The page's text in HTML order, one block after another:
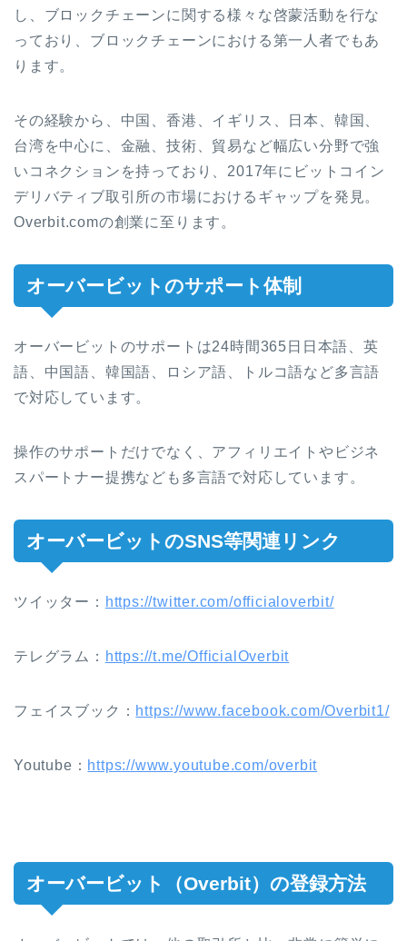
し、ブロックチェーンに関する様々な啓蒙活動を行な
っており、ブロックチェーンにおける第一人者でもあ
ります。
その経験から、中国、香港、イギリス、日本、韓国、
台湾を中心に、金融、技術、貿易など幅広い分野で強
いコネクションを持っており、2017年にビットコイン
デリバティブ取引所の市場におけるギャップを発見。
Overbit.comの創業に至ります。
オーバービットのサポート体制
オーバービットのサポートは24時間365日日本語、英
語、中国語、韓国語、ロシア語、トルコ語など多言語
で対応しています。
操作のサポートだけでなく、アフィリエイトやビジネ
スパートナー提携なども多言語で対応しています。
オーバービットのSNS等関連リンク
ツイッター： https://twitter.com/officialoverbit/
テレグラム： https://t.me/OfficialOverbit
フェイスブック： https://www.facebook.com/Overbit1/
Youtube： https://www.youtube.com/overbit
オーバービット（Overbit）の登録方法